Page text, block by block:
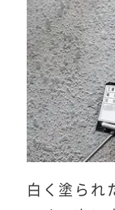
白く塗られ